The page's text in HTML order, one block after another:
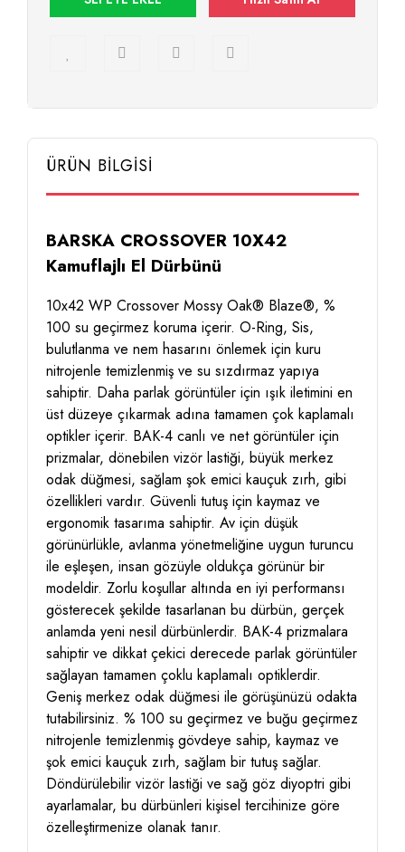
ÜRÜN BİLGİSİ
BARSKA CROSSOVER 10X42
Kamuflajlı El Dürbünü
10x42 WP Crossover Mossy Oak® Blaze®, %
100 su geçirmez koruma içerir. O-Ring, Sis,
bulutlanma ve nem hasarını önlemek için kuru
nitrojenle temizlenmiş ve su sızdırmaz yapıya
sahiptir. Daha parlak görüntüler için ışık iletimini en
üst düzeye çıkarmak adına tamamen çok kaplamalı
optikler içerir. BAK-4 canlı ve net görüntüler için
prizmalar, dönebilen vizör lastiği, büyük merkez
odak düğmesi, sağlam şok emici kauçuk zırh, gibi
özellikleri vardır. Güvenli tutuş için kaymaz ve
ergonomik tasarıma sahiptir. Av için düşük
görünürlükle, avlanma yönetmeliğine uygun turuncu
ile eşleşen, insan gözüyle oldukça görünür bir
modeldir. Zorlu koşullar altında en iyi performansı
gösterecek şekilde tasarlanan bu dürbün, gerçek
anlamda yeni nesil dürbünlerdir. BAK-4 prizmalara
sahiptir ve dikkat çekici derecede parlak görüntüler
sağlayan tamamen çoklu kaplamalı optiklerdir.
Geniş merkez odak düğmesi ile görüşünüzü odakta
tutabilirsiniz. % 100 su geçirmez ve buğu geçirmez
nitrojenle temizlenmiş gövdeye sahip, kaymaz ve
şok emici kauçuk zırh, sağlam bir tutuş sağlar.
Döndürülebilir vizör lastiği ve sağ göz diyoptri gibi
ayarlamalar, bu dürbünleri kişisel tercihinize göre
özelleştirmenize olanak tanır.